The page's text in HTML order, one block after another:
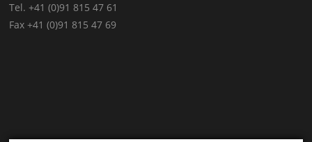
Tel. +41 (0)91 815 47 61
Fax +41 (0)91 815 47 69